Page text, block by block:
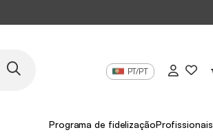
PT/PT
Programa de fidelizaçãoProfissionais